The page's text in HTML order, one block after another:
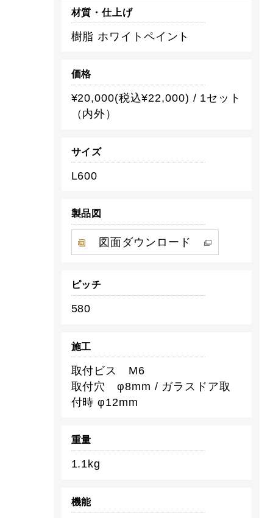
材質・仕上げ
樹脂 ホワイトペイント
価格
¥20,000(税込¥22,000) / 1セット
（内外）
サイズ
L600
製品図
図面ダウンロード
ピッチ
580
施工
取付ビス M6
取付穴 φ8mm / ガラスドア取
付時 φ12mm
重量
1.1kg
機能